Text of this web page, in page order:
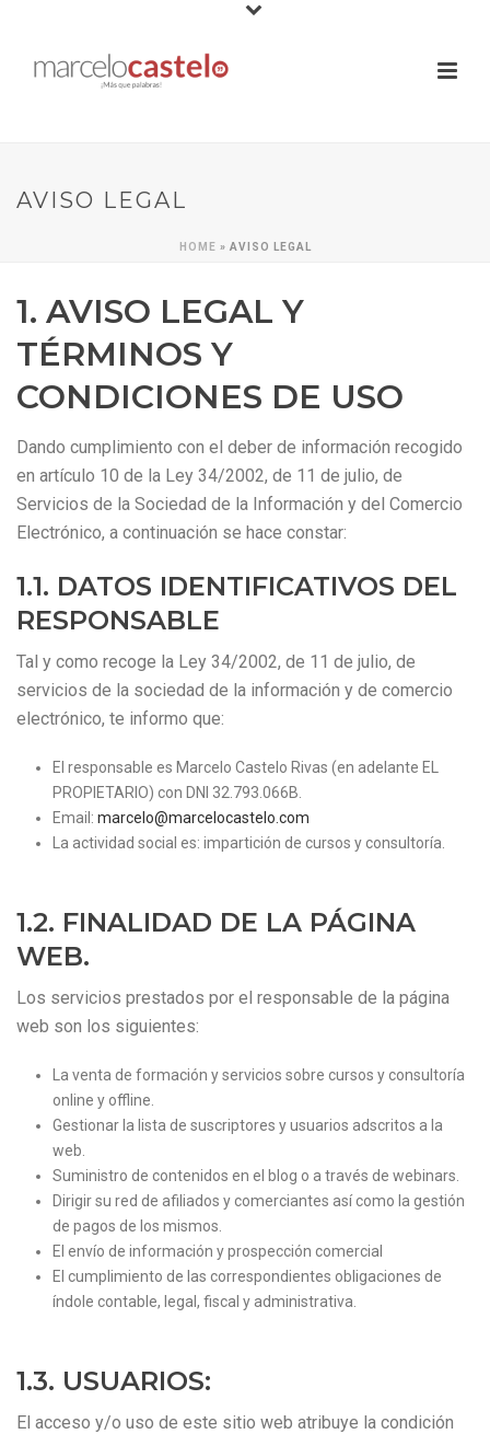
AVISO LEGAL
HOME » AVISO LEGAL
1. AVISO LEGAL Y
TÉRMINOS Y
CONDICIONES DE USO
Dando cumplimiento con el deber de información recogido
en artículo 10 de la Ley 34/2002, de 11 de julio, de
Servicios de la Sociedad de la Información y del Comercio
Electrónico, a continuación se hace constar:
1.1. DATOS IDENTIFICATIVOS DEL
RESPONSABLE
Tal y como recoge la Ley 34/2002, de 11 de julio, de
servicios de la sociedad de la información y de comercio
electrónico, te informo que:
El responsable es Marcelo Castelo Rivas (en adelante EL
PROPIETARIO) con DNI 32.793.066B.
Email: marcelo@marcelocastelo.com
La actividad social es: impartición de cursos y consultoría.
1.2. FINALIDAD DE LA PÁGINA
WEB.
Los servicios prestados por el responsable de la página
web son los siguientes:
La venta de formación y servicios sobre cursos y consultoría
online y offline.
Gestionar la lista de suscriptores y usuarios adscritos a la
web.
Suministro de contenidos en el blog o a través de webinars.
Dirigir su red de afiliados y comerciantes así como la gestión
de pagos de los mismos.
El envío de información y prospección comercial
El cumplimiento de las correspondientes obligaciones de
índole contable, legal, fiscal y administrativa.
1.3. USUARIOS:
El acceso y/o uso de este sitio web atribuye la condición